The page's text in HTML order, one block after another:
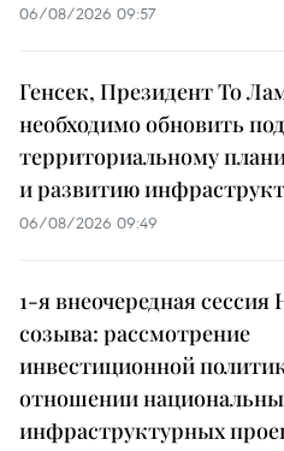
06/08/2026 09:57
Генсек, Президент То
необходимо обновить
территориальному
и развитию
06/08/2026 09:49
1-я внеочередная сессия
созыва: рассмотрение
инвестиционной
отношении
инфраструктурных